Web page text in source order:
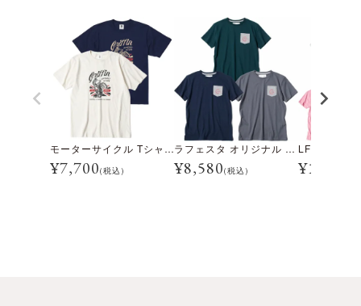
モーターサイクル Tシャツ
¥7,700(税込)
ラフェスタ オリジナル Tシャツ 2023
¥8,580(税込) ¥1,944